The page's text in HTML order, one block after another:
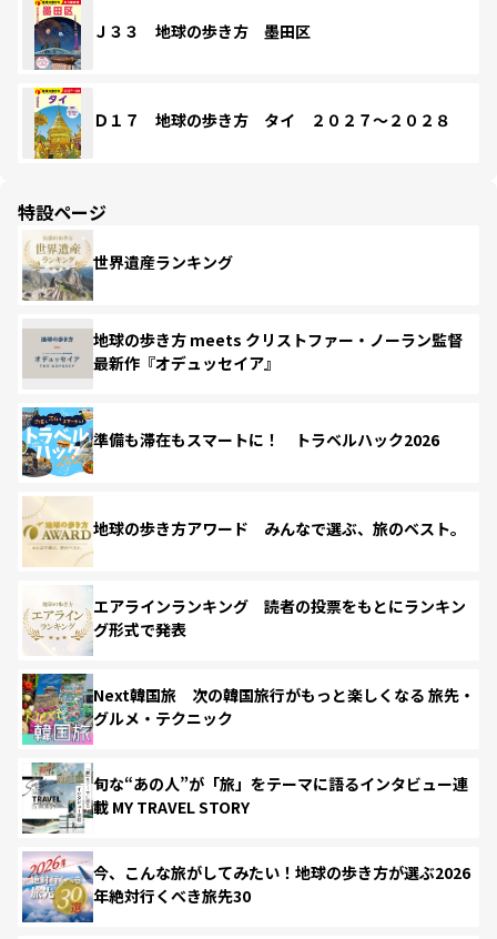
Ｊ３３ 地球の歩き方 墨田区
Ｄ１７ 地球の歩き方 タイ ２０２７～２０２８
特設ページ
世界遺産ランキング
地球の歩き方 meets クリストファー・ノーラン監督
最新作『オデュッセイア』
準備も滞在もスマートに！ トラベルハック2026
地球の歩き方アワード みんなで選ぶ、旅のベスト。
エアラインランキング 読者の投票をもとにランキン
グ形式で発表
Next韓国旅 次の韓国旅行がもっと楽しくなる 旅先・
グルメ・テクニック
旬な“あの人”が「旅」をテーマに語るインタビュー連
載 MY TRAVEL STORY
今、こんな旅がしてみたい！地球の歩き方が選ぶ2026
年絶対行くべき旅先30